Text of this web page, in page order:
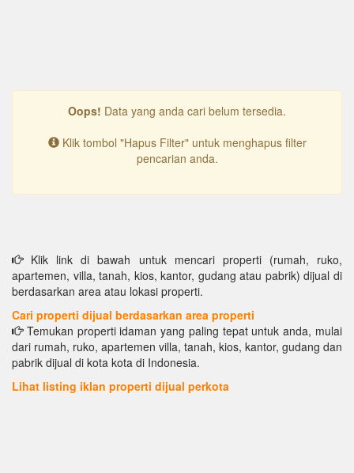
Oops! Data yang anda cari belum tersedia.
Klik tombol "Hapus Filter" untuk menghapus filter
pencarian anda.
Klik link di bawah untuk mencari properti (rumah, ruko,
apartemen, villa, tanah, kios, kantor, gudang atau pabrik) dijual di
berdasarkan area atau lokasi properti.
Cari properti dijual berdasarkan area properti
Temukan properti idaman yang paling tepat untuk anda, mulai
dari rumah, ruko, apartemen villa, tanah, kios, kantor, gudang dan
pabrik dijual di kota kota di Indonesia.
Lihat listing iklan properti dijual perkota